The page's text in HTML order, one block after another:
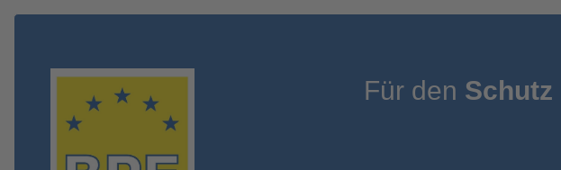
Für den Schutz